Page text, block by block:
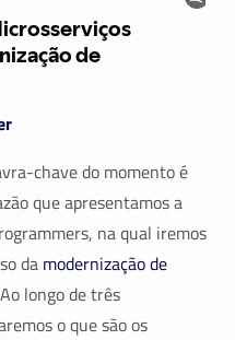
chave do momento é
que apresentamos a
na qual iremos
da modernização de
longo de três
o que são os